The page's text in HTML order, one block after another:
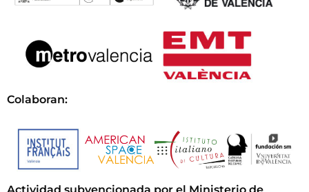
Colaboran: